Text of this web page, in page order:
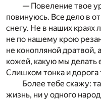
— Повеление твое
повинуюсь. Все дело в
снегу. Не в наших краях
не по нашему крою
не конопляной дратвой,
кожей, какую мы делать
Слишком тонка и дорога
Более тебе скажу:
жизнь, ни у одного